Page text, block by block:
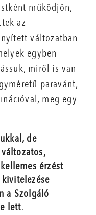
működjön,
az
változatban
egyben
miről is van
paravánt,
meg egy
de
érzést
a Szolgáló
lett.